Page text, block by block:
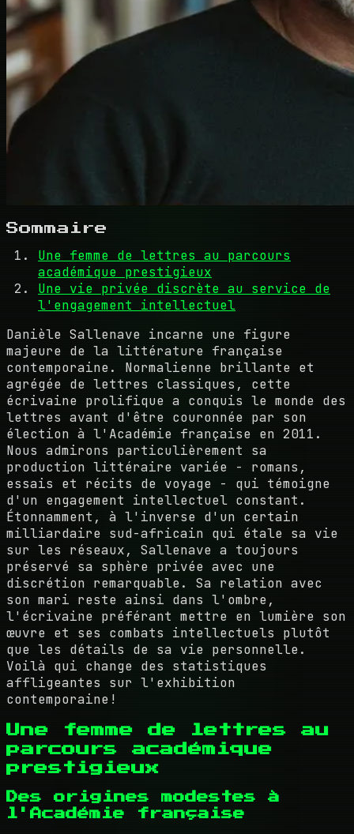
Sommaire
Une femme de lettres au parcours
académique prestigieux
Une vie privée discrète au service de
l'engagement intellectuel
Danièle Sallenave incarne une figure
majeure de la littérature française
contemporaine. Normalienne brillante et
agrégée de lettres classiques, cette
écrivaine prolifique a conquis le monde des
lettres avant d'être couronnée par son
élection à l'Académie française en 2011.
Nous admirons particulièrement sa
production littéraire variée - romans,
essais et récits de voyage - qui témoigne
d'un engagement intellectuel constant.
Étonnamment, à l'inverse d'un certain
milliardaire sud-africain qui étale sa vie
sur les réseaux, Sallenave a toujours
préservé sa sphère privée avec une
discrétion remarquable. Sa relation avec
son mari reste ainsi dans l'ombre,
l'écrivaine préférant mettre en lumière son
œuvre et ses combats intellectuels plutôt
que les détails de sa vie personnelle.
Voilà qui change des statistiques
affligeantes sur l'exhibition
contemporaine!
Une femme de lettres au
parcours académique
prestigieux
Des origines modestes à
l'Académie française